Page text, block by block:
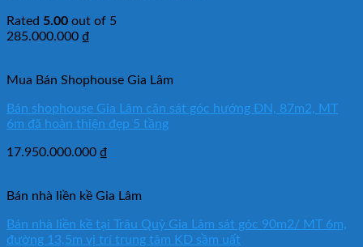
Rated 5.00 out of 5
285.000.000 ₫
Mua Bán Shophouse Gia Lâm
Bán shophouse Gia Lâm căn sát góc hướng ĐN, 87m2, MT
6m đã hoàn thiện đẹp 5 tầng
17.950.000.000 ₫
Bán nhà liền kề Gia Lâm
Bán nhà liền kề tại Trâu Quỳ Gia Lâm sát góc 90m2/ MT 6m,
đường 13,5m vị trí trung tâm KD sầm uất